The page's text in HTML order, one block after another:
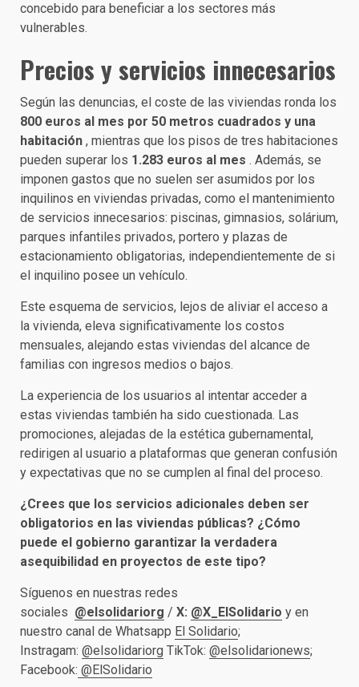
concebido para beneficiar a los sectores más
vulnerables.
Precios y servicios innecesarios
Según las denuncias, el coste de las viviendas ronda los
800 euros al mes por 50 metros cuadrados y una
habitación , mientras que los pisos de tres habitaciones
pueden superar los 1.283 euros al mes . Además, se
imponen gastos que no suelen ser asumidos por los
inquilinos en viviendas privadas, como el mantenimiento
de servicios innecesarios: piscinas, gimnasios, solárium,
parques infantiles privados, portero y plazas de
estacionamiento obligatorias, independientemente de si
el inquilino posee un vehículo.
Este esquema de servicios, lejos de aliviar el acceso a
la vivienda, eleva significativamente los costos
mensuales, alejando estas viviendas del alcance de
familias con ingresos medios o bajos.
La experiencia de los usuarios al intentar acceder a
estas viviendas también ha sido cuestionada. Las
promociones, alejadas de la estética gubernamental,
redirigen al usuario a plataformas que generan confusión
y expectativas que no se cumplen al final del proceso.
¿Crees que los servicios adicionales deben ser
obligatorios en las viviendas públicas? ¿Cómo
puede el gobierno garantizar la verdadera
asequibilidad en proyectos de este tipo?
Síguenos en nuestras redes
sociales @elsolidariorg / X: @X_ElSolidario y en
nuestro canal de Whatsapp El Solidario;
Instragam: @elsolidariorg TikTok: @elsolidarionews;
Facebook: @ElSolidario